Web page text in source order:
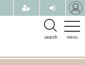
menu
search